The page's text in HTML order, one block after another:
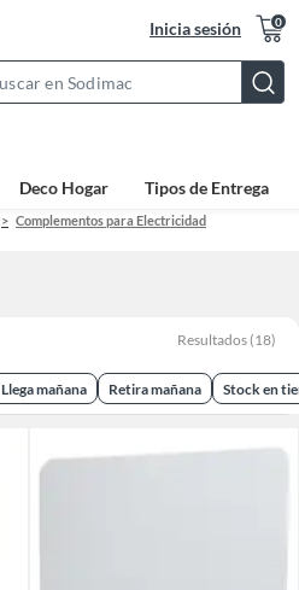
Inicia sesión 0
Bar
Deco Hogar Tipos de Entrega
Complementos para Electricidad
Resultados (18)
Llega mañana Retira mañana Stock en